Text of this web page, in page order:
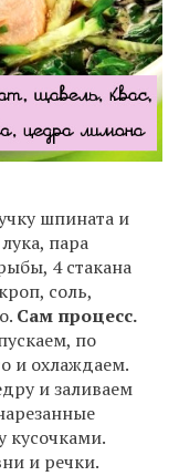
шпината и
пара
4 стакана
соль,
Сам процесс.
по
и охлаждаем.
и заливаем
кусочками.
и речки.